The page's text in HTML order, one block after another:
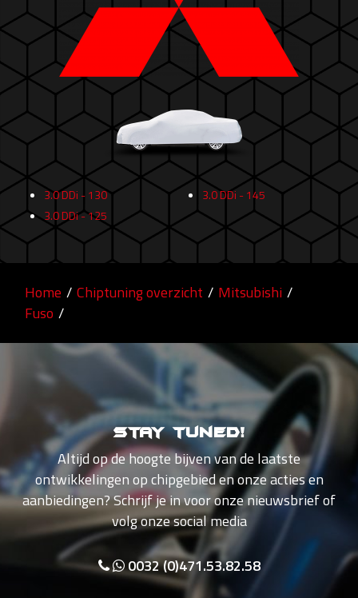
3.0 DDi - 130
3.0 DDi - 125
3.0 DDi - 145
Home / Chiptuning overzicht / Mitsubishi /
Fuso /
Stay tuned!
Altijd op de hoogte bijven van de laatste
ontwikkelingen op chipgebied en onze acties en
aanbiedingen? Schrijf je in voor onze nieuwsbrief of
volg onze social media
0032 (0)471.53.82.58